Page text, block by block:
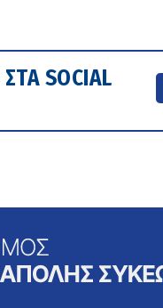
SOCIAL